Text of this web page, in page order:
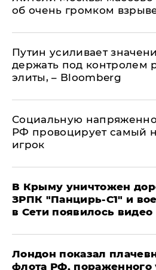
об очень громком
Путин усиливает
держать под контролем
элиты, – Bloomberg
Социальную
РФ провоцирует самый
игрок
В Крыму уничтожен
ЗРПК "Панцирь-С1" и
в Сети появилось видео
Лондон показал
флота РФ, пораженного